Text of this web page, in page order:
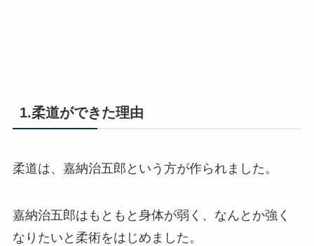
1.柔道ができた理由
柔道は、嘉納治五郎という方が作られました。
嘉納治五郎はもともと身体が弱く、なんとか強く
なりたいと柔術をはじめました。